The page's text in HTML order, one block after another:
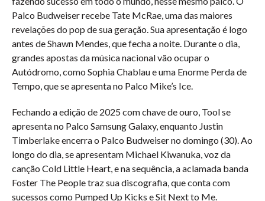
Palco Budweiser recebe Tate McRae, uma das maiores
revelações do pop de sua geração. Sua apresentação é logo
antes de Shawn Mendes, que fecha a noite. Durante o dia,
grandes apostas da música nacional vão ocupar o
Autódromo, como Sophia Chablau e uma Enorme Perda de
Tempo, que se apresenta no Palco Mike’s Ice.
Fechando a edição de 2025 com chave de ouro, Tool se
apresenta no Palco Samsung Galaxy, enquanto Justin
Timberlake encerra o Palco Budweiser no domingo (30). Ao
longo do dia, se apresentam Michael Kiwanuka, voz da
canção Cold Little Heart, e na sequência, a aclamada banda
Foster The People traz sua discografia, que conta com
sucessos como Pumped Up Kicks e Sit Next to Me.